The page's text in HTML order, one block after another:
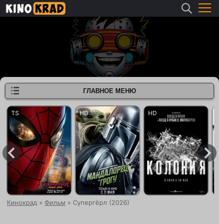
Кинокрад » Фильм » Супергёрл (2026)
ГЛАВНОЕ МЕНЮ